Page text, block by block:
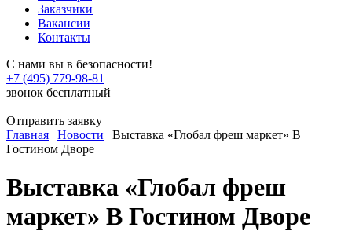
Заказчики
Вакансии
Контакты
С нами вы в безопасности!
+7 (495) 779-98-81
звонок бесплатный
Отправить заявку
Главная | Новости | Выставка «Глобал фреш маркет» В
Гостином Дворе
Выставка «Глобал фреш
маркет» В Гостином Дворе